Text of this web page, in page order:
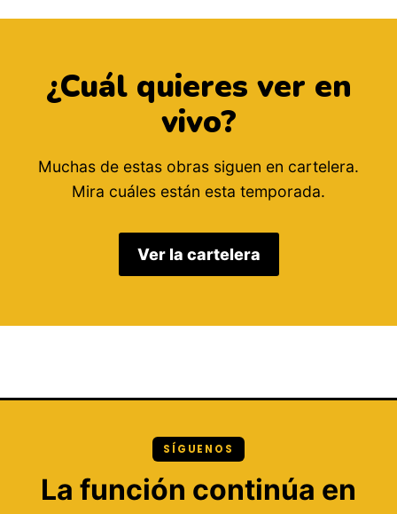
¿Cuál quieres ver en
vivo?
Muchas de estas obras siguen en cartelera.
Mira cuáles están esta temporada.
Ver la cartelera
SÍGUENOS
La función continúa en